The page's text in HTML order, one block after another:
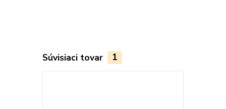
Súvisiaci tovar 1